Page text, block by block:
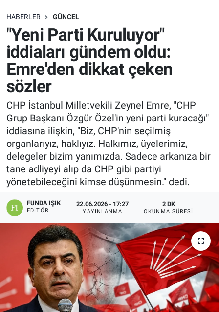
HABERLER GÜNCEL
"Yeni Parti Kuruluyor"
iddiaları gündem oldu:
Emre'den dikkat çeken
sözler
CHP İstanbul Milletvekili Zeynel Emre, "CHP
Grup Başkanı Özgür Özel'in yeni parti kuracağı"
iddiasına ilişkin, "Biz, CHP'nin seçilmiş
organlarıyız, haklıyız. Halkımız, üyelerimiz,
delegeler bizim yanımızda. Sadece arkanıza bir
tane adliyeyi alıp da CHP gibi partiyi
yönetebileceğini kimse düşünmesin." dedi.
FUNDA IŞIK
EDITÖR
22.06.2026 - 17:27
YAYINLANMA
2 DK
OKUNMA SÜRESI
SAĞLIK
EKONOMİ
EĞİTİM
ÖZEL HABER
Keşfet
ASTROLOJİ
MANŞET
Bize ulaşın
İletişim/Künye
Yaşam